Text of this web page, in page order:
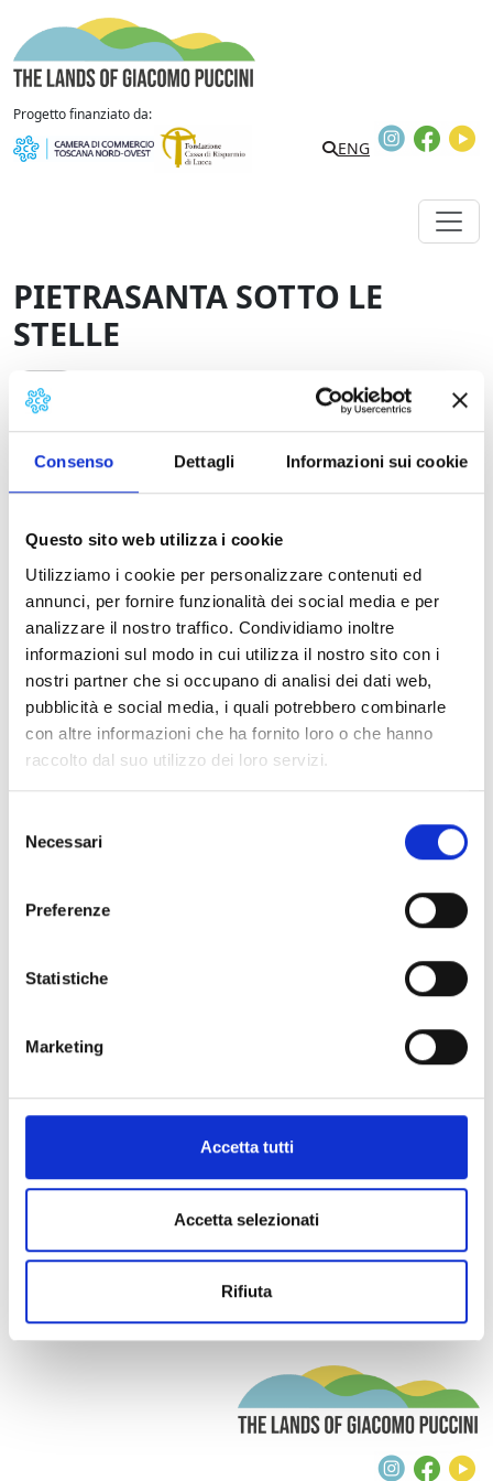
Consenso Dettagli Informazioni sui cookie
Questo sito web utilizza i cookie
Utilizziamo i cookie per personalizzare contenuti ed
annunci, per fornire funzionalità dei social media e per
analizzare il nostro traffico. Condividiamo inoltre
informazioni sul modo in cui utilizza il nostro sito con i
nostri partner che si occupano di analisi dei dati web,
pubblicità e social media, i quali potrebbero combinarle
con altre informazioni che ha fornito loro o che hanno
raccolto dal suo utilizzo dei loro servizi.
delNecessari
Preferenze
Statistiche
Marketing
Accetta tutti
Accetta selezionati
Rifiuta
Vai al contenuto
Progetto finanziato da:
Search
ENG
Instagram
PIETRASANTA SOTTO LE
STELLE
Eventi
Una guida turistica abilitata e laureata in storia dell'arte
vi accompagnerà in una passeggiata nella storia e
città.
Sarà un'occasione per vedere Pietrasanta con occhi
diversi e assaporarne l'armonica bellezza.
Itinerario interamente pedonale della durata di circa 90
minuti.
PIETRASANTA SOTTO LE STELLE
Costo € 7,00 – prenotazione obbligatoria
Informazioni:
Comprensorio:
Tipologia evento:
natura-ambiente